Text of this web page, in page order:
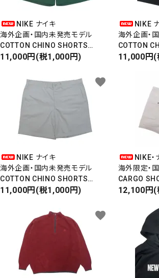
NIKE ナイキ
海外企画・国内未発売モデル
COTTON CHINO SHORTS
コットンチノショーツ
11,000円(税1,000円)
NIKE
海外企画・
COTTON
コットンチノ
11,000円
NIKE ナイキ
海外企画・国内未発売モデル
COTTON CHINO SHORTS
コットンチノショーツ
11,000円(税1,000円)
favorite
NIKE・
海外限定・
CARGO
カーゴショ
12,100円
favorite
カテゴリー